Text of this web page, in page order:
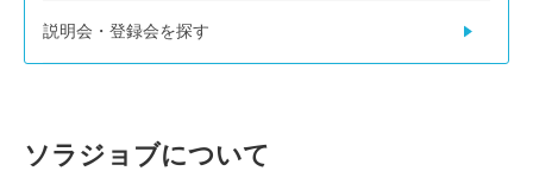
説明会・登録会を探す
ソラジョブについて